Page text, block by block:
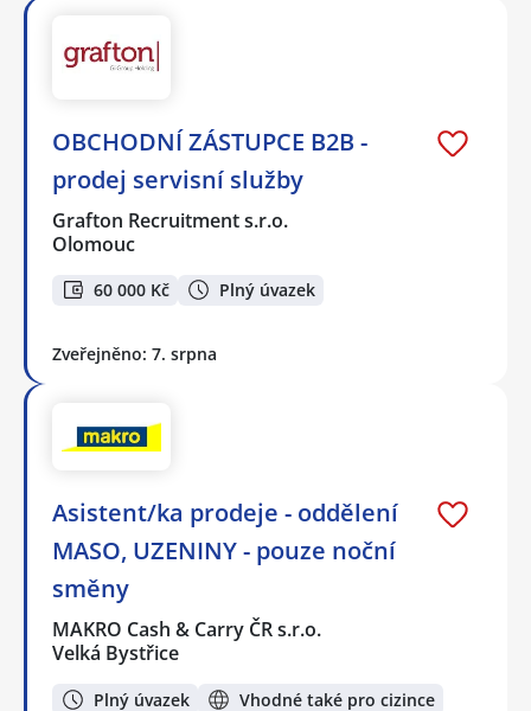
OBCHODNÍ ZÁSTUPCE B2B -
prodej servisní služby
Grafton Recruitment s.r.o.
Olomouc
60 000 Kč Plný úvazek
Zveřejněno: 7. srpna
Asistent/ka prodeje - oddělení
MASO, UZENINY - pouze noční
směny
MAKRO Cash & Carry ČR s.r.o.
Velká Bystřice
Plný úvazek Vhodné také pro cizince